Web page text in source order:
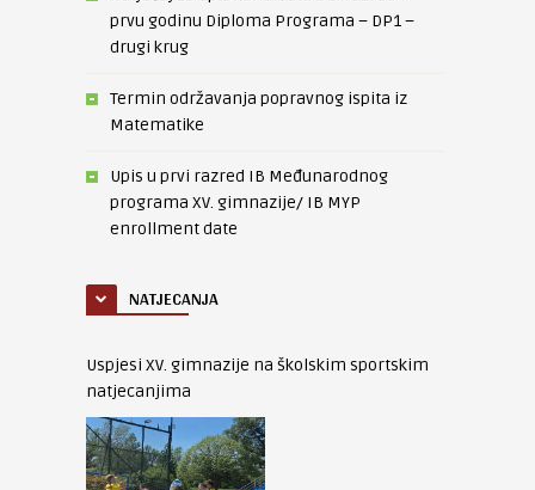
prvu godinu Diploma Programa – DP1 –
drugi krug
Termin održavanja popravnog ispita iz
Matematike
Upis u prvi razred IB Međunarodnog
programa XV. gimnazije/ IB MYP
enrollment date
NATJECANJA
Uspjesi XV. gimnazije na školskim sportskim
natjecanjima